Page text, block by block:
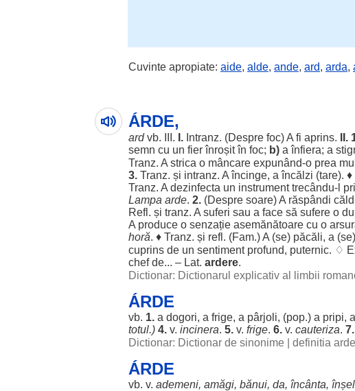
Cuvinte apropiate: aide, alde, ande, ard, arda,
ÁRDE,
ardvb. III. I. Intranz. (Despre foc) A fi aprins. II.
semn cu un fier înroșitîn foc; b) aînfiera; a
Tranz. A strica o mâncare expunând-o prea
3. Tranz. și intranz. Aîncinge, aîncălzi (tare). ♦
Tranz. A dezinfecta un instrumenttrecându-l
Lampa arde. 2. (Despre soare) A răspândi
Refl. și tranz. A suferi sau a face să sufere o
A produce o senzație asemănătoare cu o
horă. ♦ Tranz. și refl. (Fam.) A (se) păcăli, a
cuprins de un sentiment profund, puternic. ♢
chefde... – Lat. ardere.
Dictionar: Dictionarul explicativ al limbii
ÁRDE
vb. 1. a dogori, a frige, a pârjoli, (pop.) a pripi, a
totul.) 4. v. incinera. 5. v. frige. 6. v. cauteriza. 7.
Dictionar: Dictionar de sinonime
definitia arde
ÁRDE
vb. v. ademeni, amăgi, bănui, da, încânta,